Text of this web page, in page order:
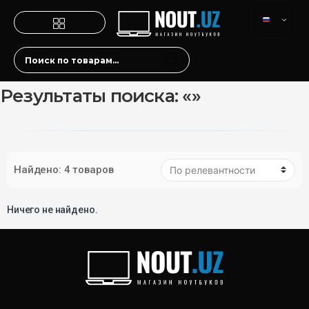
Результаты поиска: «»
Найдено: 4 товаров
Ничего не найдено.